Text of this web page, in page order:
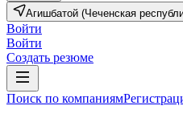
Агишбатой (Чеченская
Войти
Войти
Создать резюме
Поиск по компаниям